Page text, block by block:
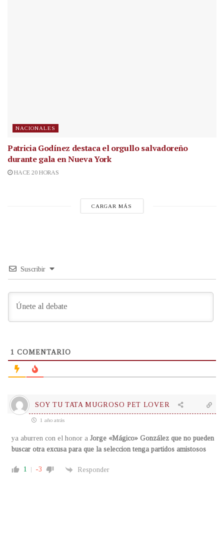
NACIONALES
Patricia Godínez destaca el orgullo salvadoreño
durante gala en Nueva York
HACE 20 HORAS
CARGAR MÁS
Suscribir
1 COMENTARIO
SOY TU TATA MUGROSO PET LOVER
1 año atrás
ya aburren con el honor a Jorge «Mágico» González que no pueden
buscar otra excusa para que la seleccion tenga partidos amistosos
1 -3 Responder